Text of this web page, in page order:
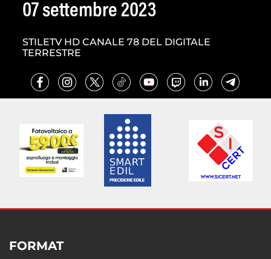
07 settembre 2023
STILETV HD CANALE 78 DEL DIGITALE
TERRESTRE
FORMAT